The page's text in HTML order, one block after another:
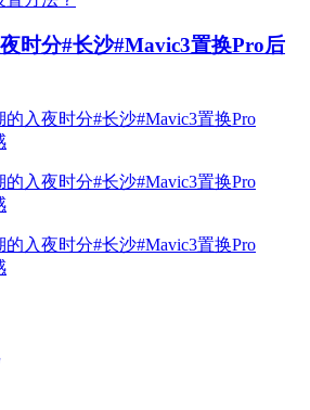
时分#长沙#Mavic3置换Pro后